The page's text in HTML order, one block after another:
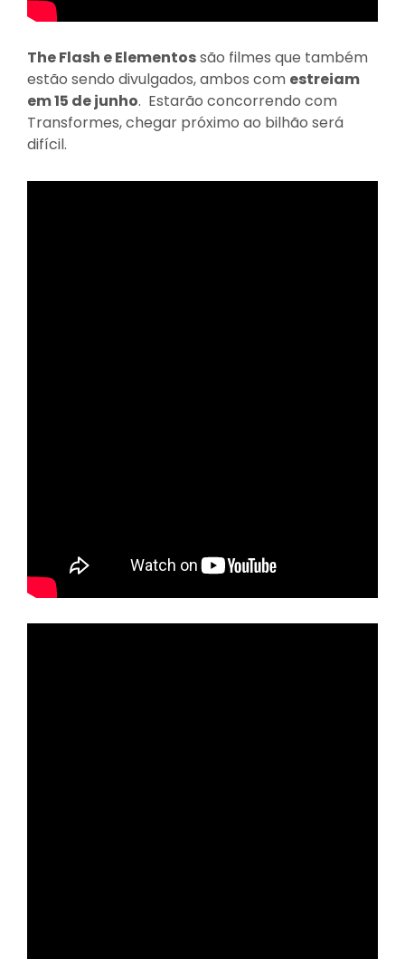
The Flash e Elementossão filmes que também
estão sendo divulgados, ambos com estreiam
em 15 de junho. Estarão concorrendo com
Transformes, chegar próximo ao bilhão será
difícil.